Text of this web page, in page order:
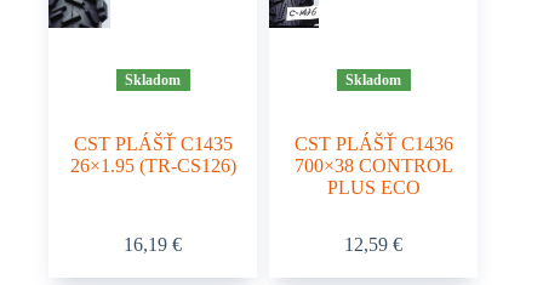
Skladom
CST PLÁŠŤ C1435
26×1.95 (TR-CS126)
16,19€
Skladom
CST PLÁŠŤ C1436
700×38 CONTROL
PLUS ECO
12,59€